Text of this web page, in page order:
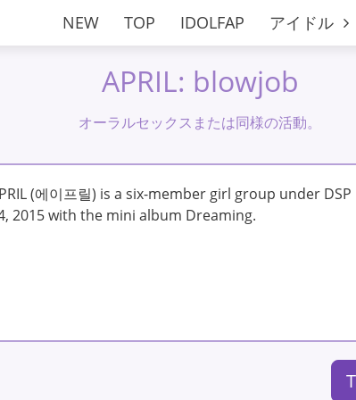
NEW TOP IDOLFAP アイドル
APRIL: blowjob
オーラルセックスまたは同様の活動。
(에이프릴) is a six-member girl group under
2015 with the mini album Dreaming.